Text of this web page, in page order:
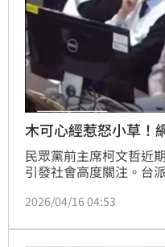
木可心經惹怒小草！
民眾黨前主席柯文哲近
引發社會高度關注。台
魚聲結合諷刺歌詞，將
引發部分柯文哲支持者
2026/04/16 04:53